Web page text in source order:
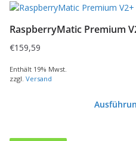
RaspberryMatic Premium
€159,59
Enthält 19% Mwst.
zzgl. Versand